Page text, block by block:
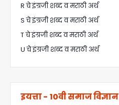
R चे इंग्रजी शब्द व मराठी अर्थ
S चे इंग्रजी शब्द व मराठी अर्थ
T चे इंग्रजी शब्द व मराठी अर्थ
U चे इंग्रजी शब्द व मराठी अर्थ
इयत्ता - 10वी समाज विज्ञान